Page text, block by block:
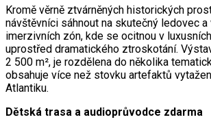
Kromě věrně ztvárněných historických
návštěvníci sáhnout na skutečný ledovec
imerzivních zón, kde se ocitnou v
uprostřed dramatického ztroskotání.
2 500 m², je rozdělena do několika
obsahuje více než stovku artefaktů
Atlantiku.
Dětská trasa a audioprůvodce zdarma